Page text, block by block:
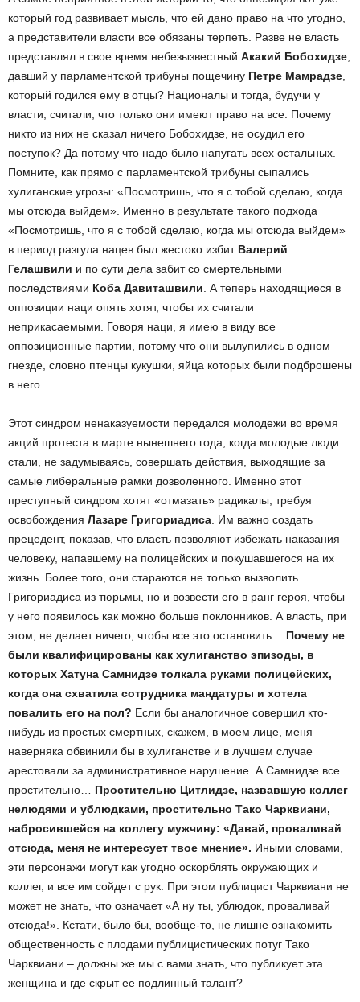
который год развивает мысль, что ей дано право на что угодно,
а представители власти все обязаны терпеть. Разве не власть
представлял в свое время небезызвестный Акакий Бобохидзе
давший у парламентской трибуны пощечину Петре Мамрадзе
который годился ему в отцы? Националы и тогда, будучи у
власти, считали, что только они имеют право на все. Почему
никто из них не сказал ничего Бобохидзе, не осудил его
поступок? Да потому что надо было напугать всех остальных.
Помните, как прямо с парламентской трибуны сыпались
хулиганские угрозы: «Посмотришь, что я с тобой сделаю, когда
мы отсюда выйдем». Именно в результате такого подхода
«Посмотришь, что я с тобой сделаю, когда мы отсюда выйдем»
в период разгула нацев был жестоко избит Валерий
Гелашвили и по сути дела забит со смертельными
последствиями Коба Давиташвили . А теперь находящиеся в
оппозиции наци опять хотят, чтобы их считали
неприкасаемыми. Говоря наци, я имею в виду все
оппозиционные партии, потому что они вылупились в одном
гнезде, словно птенцы кукушки, яйца которых были подброшены
в него.
Этот синдром ненаказуемости передался молодежи во время
акций протеста в марте нынешнего года, когда молодые люди
стали, не задумываясь, совершать действия, выходящие за
самые либеральные рамки дозволенного. Именно этот
преступный синдром хотят «отмазать» радикалы, требуя
освобождения Лазаре Григориадиса . Им важно создать
прецедент, показав, что власть позволяют избежать наказания
человеку, напавшему на полицейских и покушавшегося на их
жизнь. Более того, они стараются не только вызволить
Григориадиса из тюрьмы, но и возвести его в ранг героя, чтобы
у него появилось как можно больше поклонников. А власть, при
этом, не делает ничего, чтобы все это остановить… Почему не
были квалифицированы как хулиганство эпизоды, в
которых Хатуна Самнидзе толкала руками полицейских,
когда она схватила сотрудника мандатуры и хотела
повалить его на пол? Если бы аналогичное совершил кто-
нибудь из простых смертных, скажем, в моем лице, меня
наверняка обвинили бы в хулиганстве и в лучшем случае
арестовали за административное нарушение. А Самнидзе все
простительно… Простительно Цитлидзе, назвавшую коллег
нелюдями и ублюдками, простительно Тако Чарквиани,
набросившейся на коллегу мужчину: «Давай, проваливай
отсюда, меня не интересует твое мнение». Иными словами,
эти персонажи могут как угодно оскорблять окружающих и
коллег, и все им сойдет с рук. При этом публицист Чарквиани не
может не знать, что означает «А ну ты, ублюдок, проваливай
отсюда!». Кстати, было бы, вообще-то, не лишне ознакомить
общественность с плодами публицистических потуг Тако
Чарквиани – должны же мы с вами знать, что публикует эта
женщина и где скрыт ее подлинный талант?